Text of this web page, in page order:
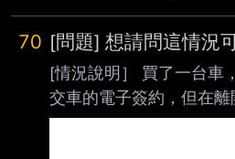
此特斯拉應該還是更省錢
+要在外充電：跟油車相
車不需常常維修保養 歐
保養貴，選電車還是會
70 [問題] 想請問這情況
[情況說明］ 買了一台車
交車的電子簽約，但在
壓到34 psi ! 結果業務上